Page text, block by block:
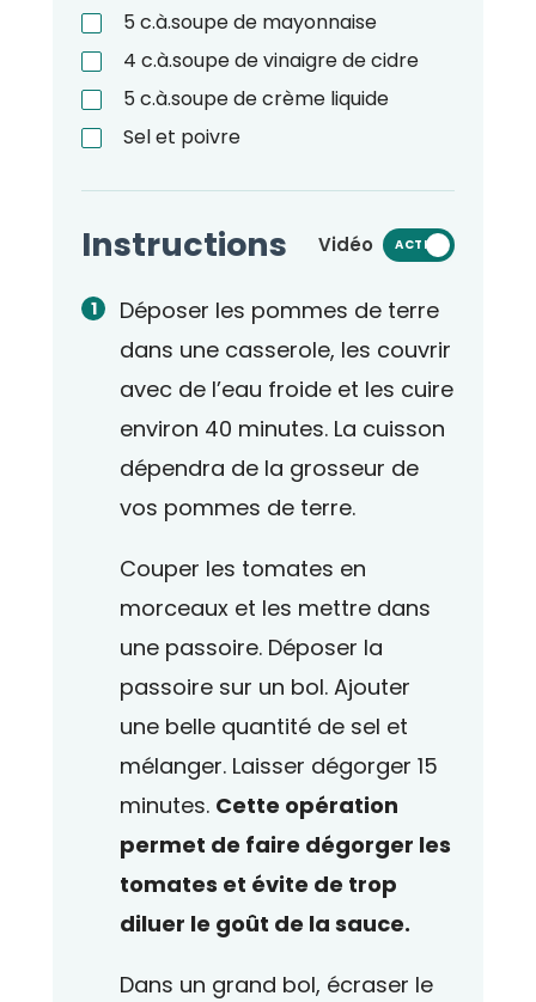
5c.à.soupede mayonnaise
4 c.à.soupede vinaigre de cidre
5c.à.soupede crème liquide
Sel et poivre
Instructions Vidéo ACTIVÉ
Déposer les pommes de terre
dans une casserole, les couvrir
avec de l’eau froide et les cuire
environ 40 minutes. La cuisson
dépendra de la grosseur de
vos pommes de terre.
Couper les tomates en
morceaux et les mettre dans
une passoire. Déposer la
passoire sur un bol. Ajouter
une belle quantité de sel et
mélanger. Laisser dégorger 15
minutes. Cette opération
permet de faire dégorger les
tomates et évite de trop
diluer le goût de la sauce.
Dans un grand bol, écraser le